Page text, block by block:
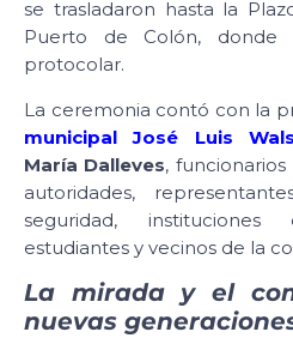
se trasladaron hasta la
Puerto de Colón,
protocolar.
La ceremonia contó con la
municipal José Luis
María Dalleves,
autoridades,
seguridad, instituciones
estudiantes y vecinos de la
La mirada y el
nuevas